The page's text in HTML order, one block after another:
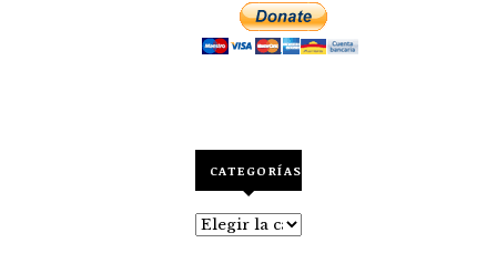
CATEGORÍAS
Categorías